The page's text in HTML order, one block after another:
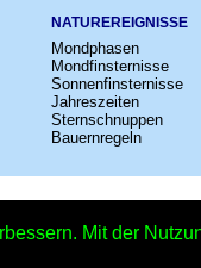
Mit der
NATUREREIGNISSE
Mondphasen
Mondfinsternisse
Sonnenfinsternisse
Jahreszeiten
Sternschnuppen
Bauernregeln
Anrufbeantworter-